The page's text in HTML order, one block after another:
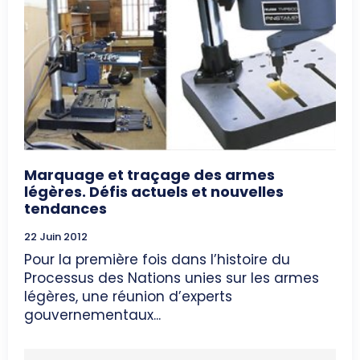
Marquage et traçage des armes
légères. Défis actuels et nouvelles
tendances
22 Juin 2012
Pour la première fois dans l’histoire du
Processus des Nations unies sur les armes
légères, une réunion d’experts
gouvernementaux...